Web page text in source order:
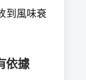
到風味衰
依據